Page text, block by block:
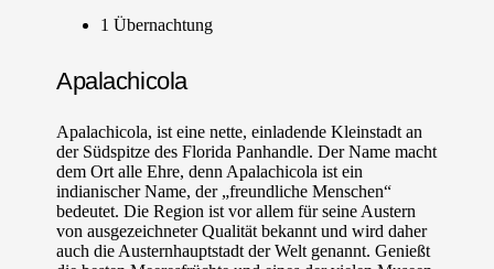
1 Übernachtung
Apalachicola
Apalachicola, ist eine nette, einladende Kleinstadt an
der Südspitze des Florida Panhandle. Der Name macht
dem Ort alle Ehre, denn Apalachicola ist ein
indianischer Name, der „freundliche Menschen“
bedeutet. Die Region ist vor allem für seine Austern
von ausgezeichneter Qualität bekannt und wird daher
auch die Austernhauptstadt der Welt genannt. Genießt